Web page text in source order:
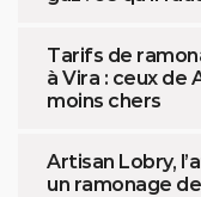
Tarifs de
à Vira : ceux de
moins chers
Artisan Lobry,
un ramonage